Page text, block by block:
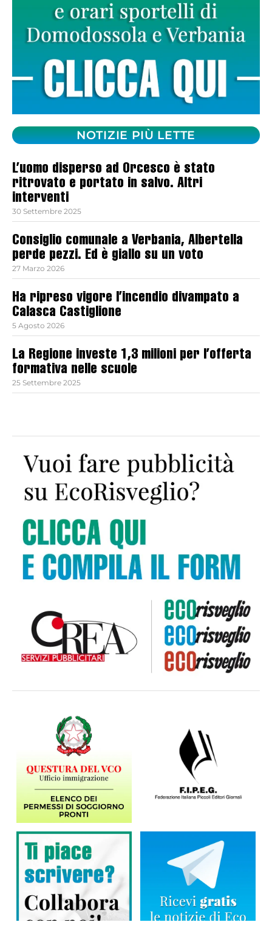
NOTIZIE PIÙ LETTE
L’uomo disperso ad Orcesco è stato
ritrovato e portato in salvo. Altri
interventi
30 Settembre 2025
Consiglio comunale a Verbania, Albertella
perde pezzi. Ed è giallo su un voto
27 Marzo 2026
Ha ripreso vigore l’incendio divampato a
Calasca Castiglione
5 Agosto 2026
La Regione investe 1,3 milioni per l’offerta
formativa nelle scuole
25 Settembre 2025